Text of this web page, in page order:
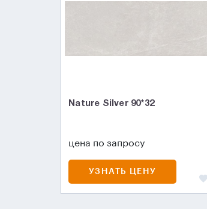
Nature Silver 90*32
цена по запросу
УЗНАТЬ ЦЕНУ